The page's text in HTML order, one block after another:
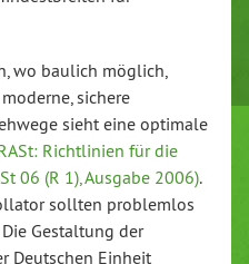
wo baulich möglich,
sichere
sieht eine optimale
Richtlinien für die
06 (R 1), Ausgabe 2006).
sollten problemlos
Gestaltung der
Deutschen Einheit